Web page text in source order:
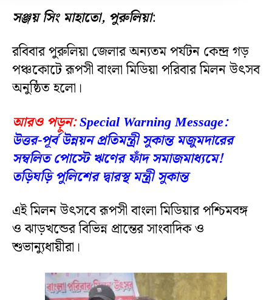
সঞ্জয় সিং মাহাতো, পুরুলিয়া:
রবিবার পুরুলিয়া জেলার অন্যতম পর্যটন কেন্দ্র গড়
পঞ্চকোটে রূপসী বাংলা মিডিয়া পরিবার মিলন উৎসব
অনুষ্ঠিত হলো।
আরও পড়ুন:Special Warning Message:
উত্তর-পূর্ব উন্নয়ন প্রতিমন্ত্রী সুকান্ত মজুমদারের
সম্বলিত পোস্টে ঋণের ফাঁদ সমাজমাধ্যমে!
তড়িঘড়ি পুলিশের দ্বারস্থ মন্ত্রী সুকান্ত
এই মিলন উৎসবে রূপসী বাংলা মিডিয়ার পশ্চিমবঙ্গ
ও ঝাড়খন্ডের বিভিন্ন প্রান্তের সাংবাদিক ও
শুভান্যুধায়ীরা।